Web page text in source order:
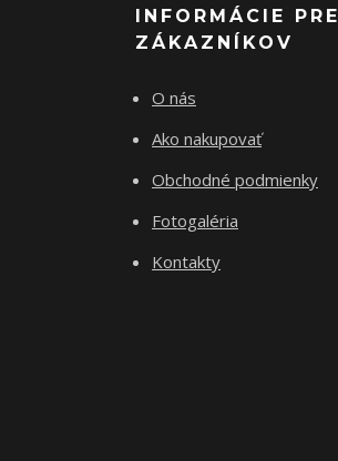
INFORMÁCIE PRE
ZÁKAZNÍKOV
O nás
Ako nakupovať
Obchodné podmienky
Fotogaléria
Kontakty